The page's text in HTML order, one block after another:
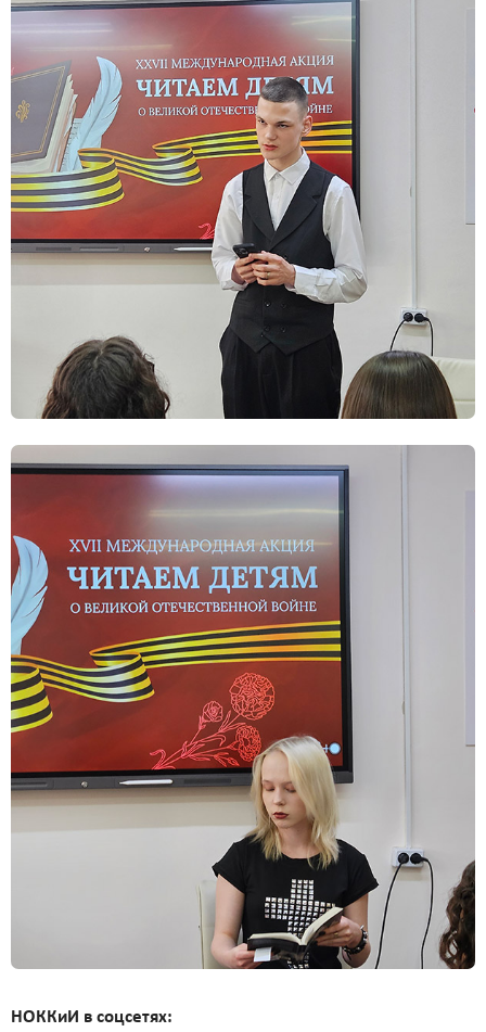
НОККиИ в соцсетях: